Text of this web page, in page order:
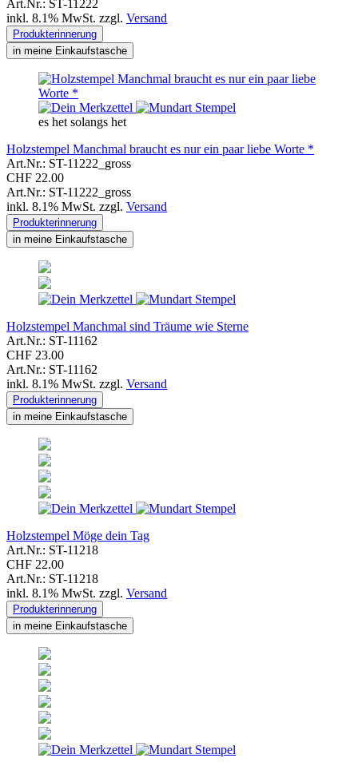
Art.Nr.: ST-11222
inkl. 8.1% MwSt. zzgl. Versand
Produkterinnerung
in meine Einkaufstasche
es het solangs het
Holzstempel Manchmal braucht es nur ein paar liebe Worte *
Art.Nr.: ST-11222_gross
CHF 22.00
Art.Nr.: ST-11222_gross
inkl. 8.1% MwSt. zzgl. Versand
Produkterinnerung
in meine Einkaufstasche
Holzstempel Manchmal sind Träume wie Sterne
Art.Nr.: ST-11162
CHF 23.00
Art.Nr.: ST-11162
inkl. 8.1% MwSt. zzgl. Versand
Produkterinnerung
in meine Einkaufstasche
Holzstempel Möge dein Tag
Art.Nr.: ST-11218
CHF 22.00
Art.Nr.: ST-11218
inkl. 8.1% MwSt. zzgl. Versand
Produkterinnerung
in meine Einkaufstasche